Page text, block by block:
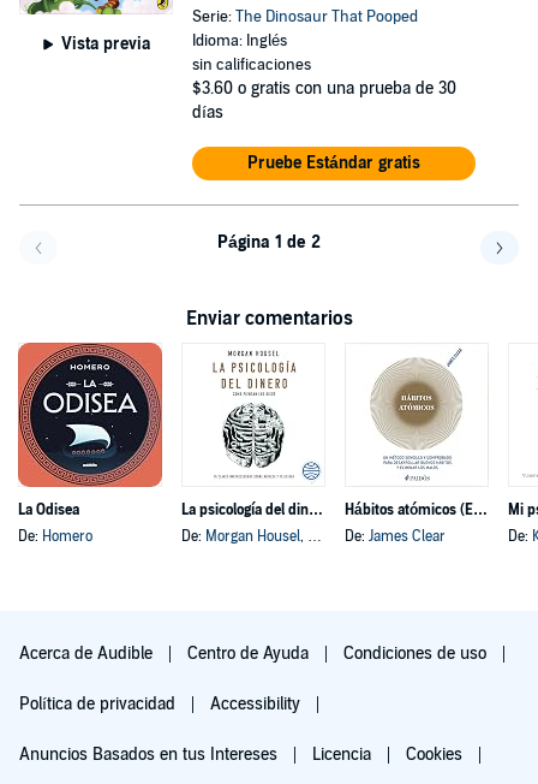
Vista previa
Serie:The Dinosaur That Pooped
Idioma: Inglés
sin calificaciones
$3.60 o gratis con una prueba de 30
días
Pruebe Estándar gratis
Página 1 de 2
Enviar comentarios
La Odisea
De: Homero
La psicología del dinero
De: Morgan Housel, y otros
Hábitos atómicos (Español neutro)
De: James Clear
Mi
De:
Acerca de Audible Centro de Ayuda Condiciones de uso
Política de privacidad Accessibility
Anuncios Basados en tus Intereses Licencia Cookies